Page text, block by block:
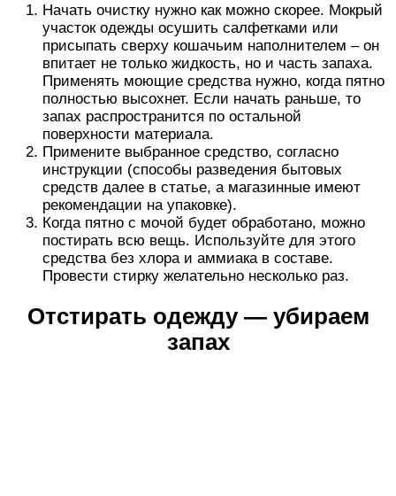
Начать очистку нужно как можно скорее. Мокрый
участок одежды осушить салфетками или
присыпать сверху кошачьим наполнителем – он
впитает не только жидкость, но и часть запаха.
Применять моющие средства нужно, когда пятно
полностью высохнет. Если начать раньше, то
запах распространится по остальной
поверхности материала.
Примените выбранное средство, согласно
инструкции (способы разведения бытовых
средств далее в статье, а магазинные имеют
рекомендации на упаковке).
Когда пятно с мочой будет обработано, можно
постирать всю вещь. Используйте для этого
средства без хлора и аммиака в составе.
Провести стирку желательно несколько раз.
Отстирать одежду — убираем
запах